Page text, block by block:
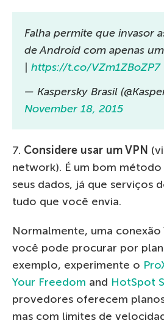
Falha permite que invasor
de Android com apenas
| https://t.co/VZm1ZBoZP7
— Kaspersky Brasil
November 18, 2015
7. Considere usar um VPN
network). É um bom
seus dados, já que serviços
tudo que você envia.
Normalmente, uma conexão
você pode procurar por
exemplo, experimente o
Your Freedom and HotSpot
provedores oferecem
mas com limites de